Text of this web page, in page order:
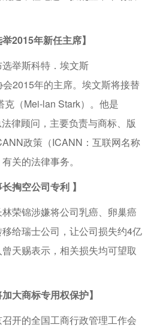
年新任主席】
举斯科特．埃文斯
会2015年的主席。埃文斯将接替
（Mei-lan Stark）。他是
律顾问，主要负责与商标、版
政策（ICANN：互联网名称
关的法律事务。
空公司专利 】
荣锦涉嫌将公司乳癌、卵巢癌
给瑞士公司，让公司损失约4亿
天赐表示，相关损失均可望取
商标专用权保护】
开的全国工商行政管理工作会